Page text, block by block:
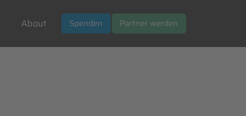
About Spenden Partner werden